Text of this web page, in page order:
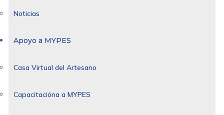
Noticias
Apoyo a MYPES
Casa Virtual del Artesano
Capacitacióna a MYPES